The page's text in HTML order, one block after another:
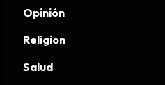
Opinión
Religion
Salud